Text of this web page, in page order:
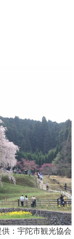
供：宇陀市観光協会